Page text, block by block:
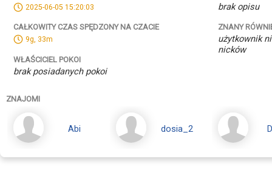
2025-06-05 15:20:03
CAŁKOWITY CZAS SPĘDZONY NA CZACIE
9g, 33m
WŁAŚCICIEL POKOI
brak posiadanych pokoi
brak opisu
ZNANY
użytkownik
nicków
ZNAJOMI
Abi dosia_2